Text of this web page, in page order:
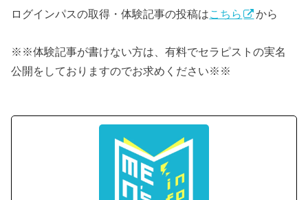
ログインパスの取得・体験記事の投稿はこちら から
※※体験記事が書けない方は、有料でセラピストの実名
公開をしておりますのでお求めください※※